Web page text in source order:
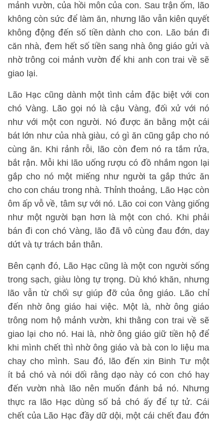
mảnh vườn, của hồi môn của con. Sau trận ốm, lão
không còn sức để làm ăn, nhưng lão vẫn kiên quyết
không động đến số tiền dành cho con. Lão bán đi
căn nhà, đem hết số tiền sang nhà ông giáo gửi và
nhờ trông coi mảnh vườn để khi anh con trai về sẽ
giao lại.
Lão Hạc cũng dành một tình cảm đặc biệt với con
chó Vàng. Lão gọi nó là cậu Vàng, đối xử với nó
như với một con người. Nó được ăn bằng một cái
bát lớn như của nhà giàu, có gì ăn cũng gắp cho nó
cùng ăn. Khi rảnh rỗi, lão còn đem nó ra tắm rửa,
bắt rận. Mỗi khi lão uống rượu có đồ nhắm ngon lại
gắp cho nó một miếng như người ta gắp thức ăn
cho con cháu trong nhà. Thỉnh thoảng, Lão Hạc còn
ôm ấp vỗ về, tâm sự với nó. Lão coi con Vàng giống
như một người bạn hơn là một con chó. Khi phải
bán đi con chó Vàng, lão đã vô cùng đau đớn, day
dứt và tự trách bản thân.
Bên cạnh đó, Lão Hạc cũng là một con người sống
trong sạch, giàu lòng tự trọng. Dù khó khăn, nhưng
lão vẫn từ chối sự giúp đỡ của ông giáo. Lão chỉ
đến nhờ ông giáo hai việc. Một là, nhờ ông giáo
trông nom hộ mảnh vườn, khi thằng con trai về sẽ
giao lại cho nó. Hai là, nhờ ông giáo giữ tiền hộ để
khi mình chết thì nhờ ông giáo và bà con lo liệu ma
chay cho mình. Sau đó, lão đến xin Binh Tư một
ít bả chó và nói dối rằng dạo này có con chó hay
đến vườn nhà lão nên muốn đánh bả nó. Nhưng
thực ra lão Hạc dùng số bả chó ấy để tự tử. Cái
chết của Lão Hạc đầy dữ dội, một cái chết đau đớn